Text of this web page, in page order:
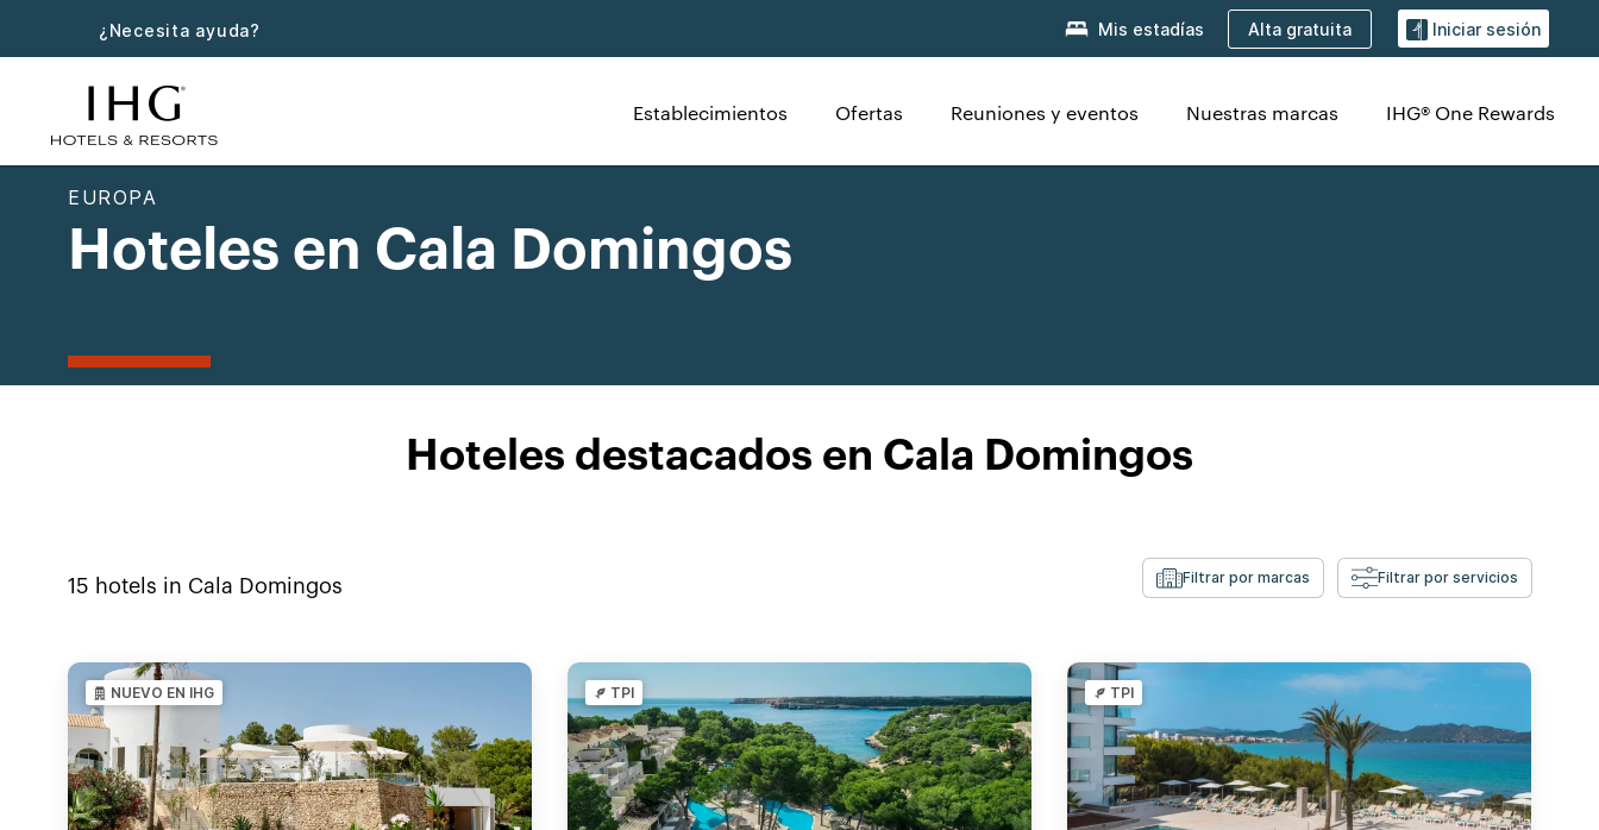
¿Necesita ayuda? Mis estadías Alta gratuita Iniciar sesión
Establecimientos Ofertas Reuniones y eventos Nuestras marcas IHG® One Rewards
EUROPA
Hoteles en Cala Domingos
Hoteles destacados en Cala Domingos
15 hotels in Cala Domingos Filtrar por marcas Filtrar por servicios
NUEVO EN IHG TPI TPI